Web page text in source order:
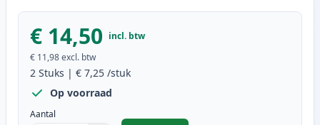
€ 14,50 incl. btw
€ 11,98excl. btw
2 Stuks | € 7,25 /stuk
Op voorraad
Aantal